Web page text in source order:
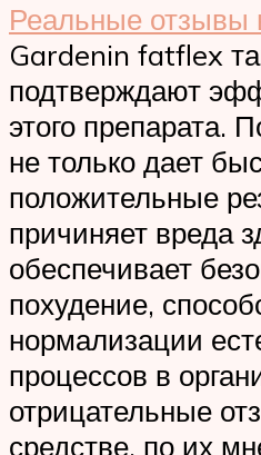
Реальные отзывы
Gardenin fatflex
подтверждают
этого препарата.
не только дает
положительные
причиняет вреда
обеспечивает
похудение,
нормализации
процессов в
отрицательные
средстве, по их